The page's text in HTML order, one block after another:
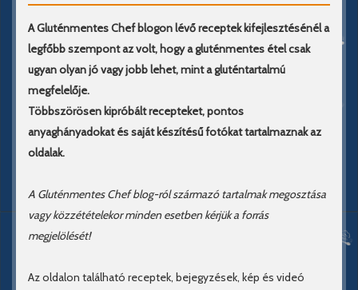
A Gluténmentes Chef blogon lévő receptek kifejlesztésénél a
legfőbb szempont az volt, hogy a gluténmentes étel csak
ugyan olyan jó vagy jobb lehet, mint a gluténtartalmú
megfelelője.
Többszörösen kipróbált recepteket, pontos
anyaghányadokat és saját készítésű fotókat tartalmaznak az
oldalak.
A Gluténmentes Chef blog-ról származó tartalmak megosztása
vagy közzétételekor minden esetben kérjük a forrás
megjelölését!
Az oldalon található receptek, bejegyzések, kép és videó